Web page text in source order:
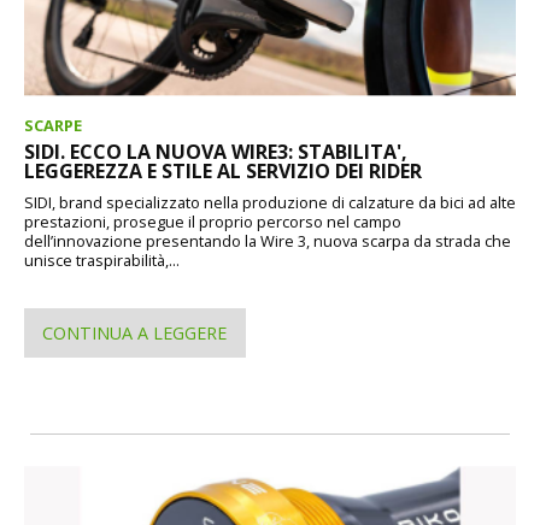
SCARPE
SIDI. ECCO LA NUOVA WIRE3: STABILITA',
LEGGEREZZA E STILE AL SERVIZIO DEI RIDER
SIDI, brand specializzato nella produzione di calzature da bici ad alte
prestazioni, prosegue il proprio percorso nel campo
dell’innovazione presentando la Wire 3, nuova scarpa da strada che
unisce traspirabilità,...
CONTINUA A LEGGERE